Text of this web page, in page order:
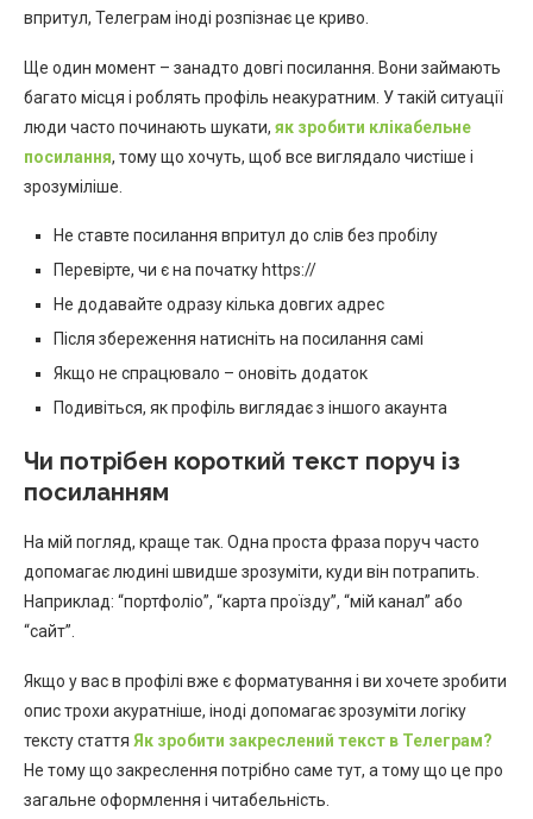
впритул, Телеграм іноді розпізнає це криво.
Ще один момент – занадто довгі посилання. Вони займають
багато місця і роблять профіль неакуратним. У такій ситуації
люди часто починають шукати, як зробити клікабельне
посилання, тому що хочуть, щоб все виглядало чистіше і
зрозуміліше.
Не ставте посилання впритул до слів без пробілу
Перевірте, чи є на початку https://
Не додавайте одразу кілька довгих адрес
Після збереження натисніть на посилання самі
Якщо не спрацювало – оновіть додаток
Подивіться, як профіль виглядає з іншого акаунта
Чи потрібен короткий текст поруч із
посиланням
На мій погляд, краще так. Одна проста фраза поруч часто
допомагає людині швидше зрозуміти, куди він потрапить.
Наприклад: “портфоліо”, “карта проїзду”, “мій канал” або
“сайт”.
Якщо у вас в профілі вже є форматування і ви хочете зробити
опис трохи акуратніше, іноді допомагає зрозуміти логіку
тексту стаття Як зробити закреслений текст в Телеграм?
Не тому що закреслення потрібно саме тут, а тому що це про
загальне оформлення і читабельність.